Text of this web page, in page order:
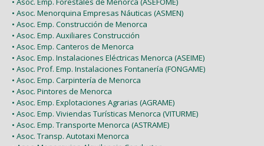
• Asoc. Menorquina Empresas Náuticas (ASMEN)
• Asoc. Emp. Construcción de Menorca
• Asoc. Emp. Auxiliares Construcción
• Asoc. Emp. Canteros de Menorca
• Asoc. Emp. Instalaciones Eléctricas Menorca (ASEIME)
• Asoc. Prof. Emp. Instalaciones Fontanería (FONGAME)
• Asoc. Emp. Carpintería de Menorca
• Asoc. Pintores de Menorca
• Asoc. Emp. Explotaciones Agrarias (AGRAME)
• Asoc. Emp. Viviendas Turísticas Menorca (VITURME)
• Asoc. Emp. Transporte Menorca (ASTRAME)
• Asoc. Transp. Autotaxi Menorca